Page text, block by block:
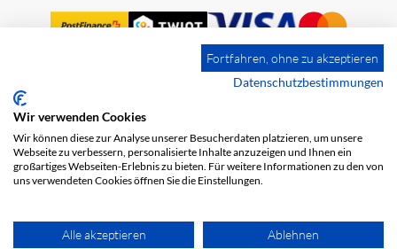
Impressum
Datenschutz
Fortfahren, ohne zu akzeptieren
Datenschutzbestimmungen
Wir verwenden Cookies
Wir können diese zur Analyse unserer Besucherdaten platzieren, um unsere
Webseite zu verbessern, personalisierte Inhalte anzuzeigen und Ihnen ein
großartiges Webseiten-Erlebnis zu bieten. Für weitere Informationen zu den von
uns verwendeten Cookies öffnen Sie die Einstellungen.
Alle akzeptieren Ablehnen